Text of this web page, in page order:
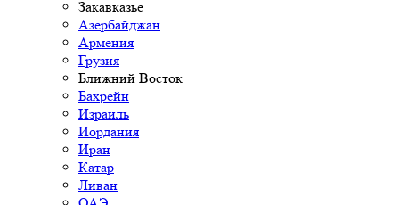
Закавказье
Азербайджан
Армения
Грузия
Ближний Восток
Бахрейн
Израиль
Иордания
Иран
Катар
Ливан